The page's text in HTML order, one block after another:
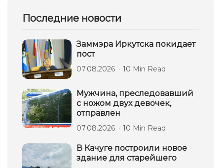
Последние новости
Заммэра Иркутска покидает
пост
07.08.2026 10 Min Read
Мужчина, преследовавший
с ножом двух девочек,
отправлен
07.08.2026 10 Min Read
В Качуге построили новое
здание для старейшего